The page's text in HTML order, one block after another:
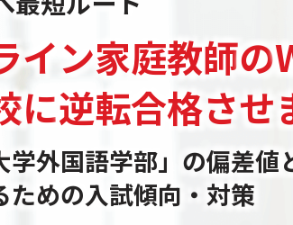
イン家庭教師の
に逆転合格させ
学外国語学部」の偏差値
ための⼊試傾向・対策